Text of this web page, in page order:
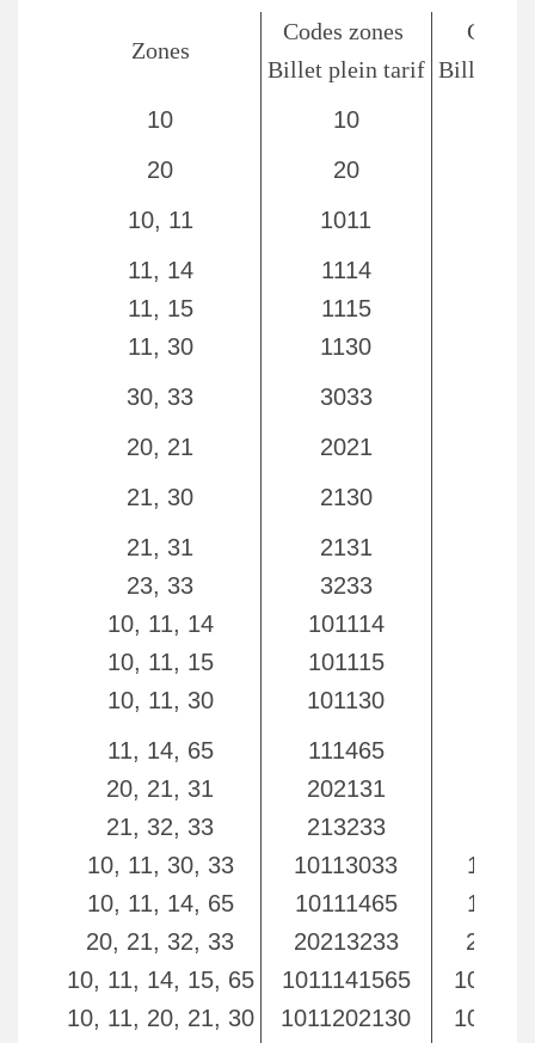
Zones
Codes zones
Billet plein tarif
Codes
Billet
10
10
20
20
10, 11
1011
11, 14
1114
11, 15
1115
11, 30
1130
30, 33
3033
20, 21
2021
21, 30
2130
21, 31
2131
23, 33
3233
10, 11, 14
101114
10, 11, 15
101115
10, 11, 30
101130
11, 14, 65
111465
20, 21, 31
202131
21, 32, 33
213233
10, 11, 30, 33
10113033
10, 11, 14, 65
10111465
20, 21, 32, 33
20213233
10, 11, 14, 15, 65
1011141565
10, 11, 20, 21, 30
1011202130